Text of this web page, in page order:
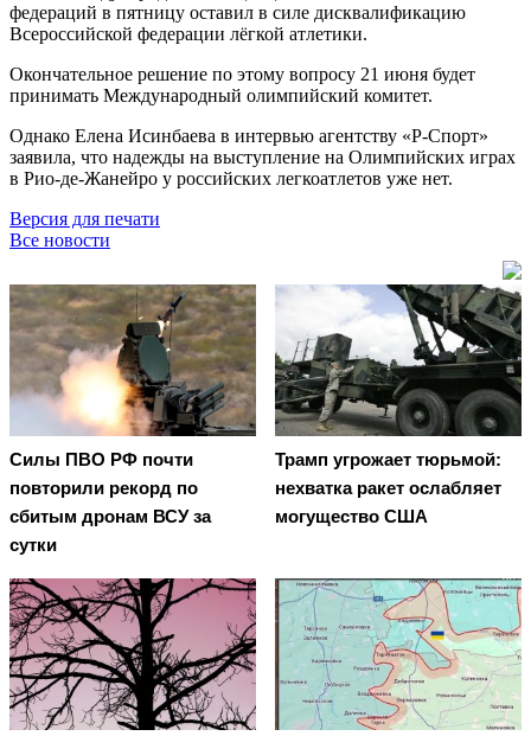
федераций в пятницу оставил в силе дисквалификацию
Всероссийской федерации лёгкой атлетики.
Окончательное решение по этому вопросу 21 июня будет
принимать Международный олимпийский комитет.
Однако Елена Исинбаева в интервью агентству «Р-Спорт»
заявила, что надежды на выступление на Олимпийских играх
в Рио-де-Жанейро у российских легкоатлетов уже нет.
Версия для печати
Все новости
Cилы ПВО РФ почти
повторили рекорд по
сбитым дронам ВСУ за
сутки
Трамп угрожает тюрьмой:
нехватка ракет ослабляет
могущество США